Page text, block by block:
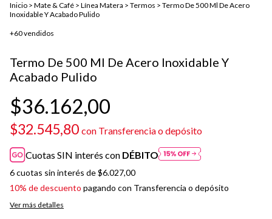
Inicio > Mate & Café > Línea Matera > Termos > Termo De 500 Ml De Acero
Inoxidable Y Acabado Pulido
+60 vendidos
Termo De 500 Ml De Acero Inoxidable Y
Acabado Pulido
$36.162,00
$32.545,80 con Transferencia o depósito
Cuotas SIN interés con DÉBITO
6cuotas sin interés de$6.027,00
10% de descuento pagando con Transferencia o depósito
Ver más detalles